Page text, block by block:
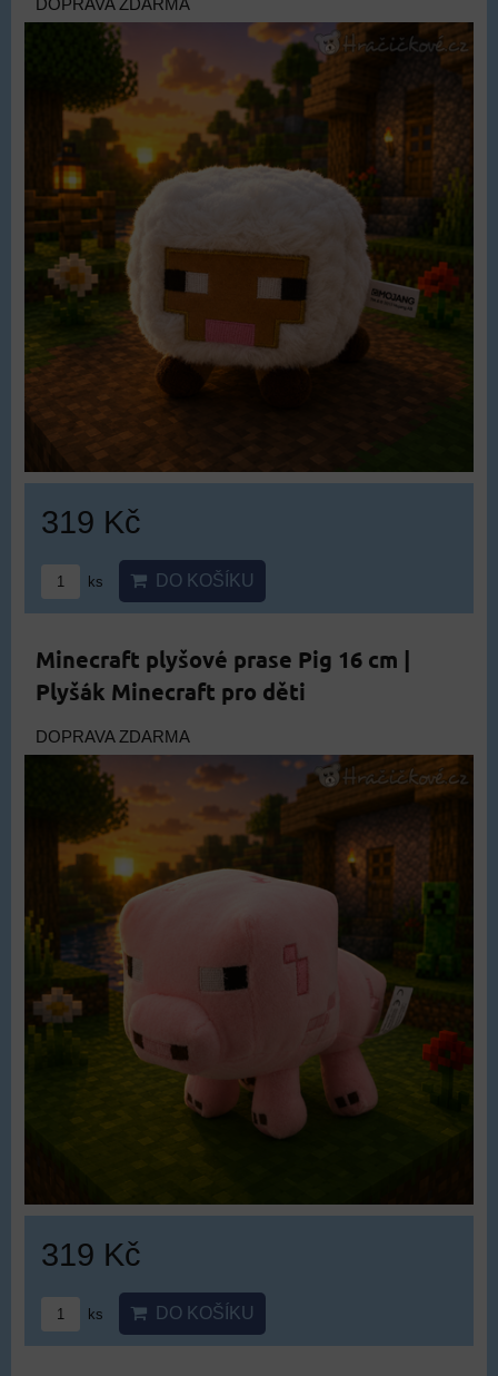
DOPRAVA ZDARMA
319 Kč
ks DO KOŠÍKU
Minecraft plyšové prase Pig 16 cm |
Plyšák Minecraft pro děti
DOPRAVA ZDARMA
319 Kč
ks DO KOŠÍKU